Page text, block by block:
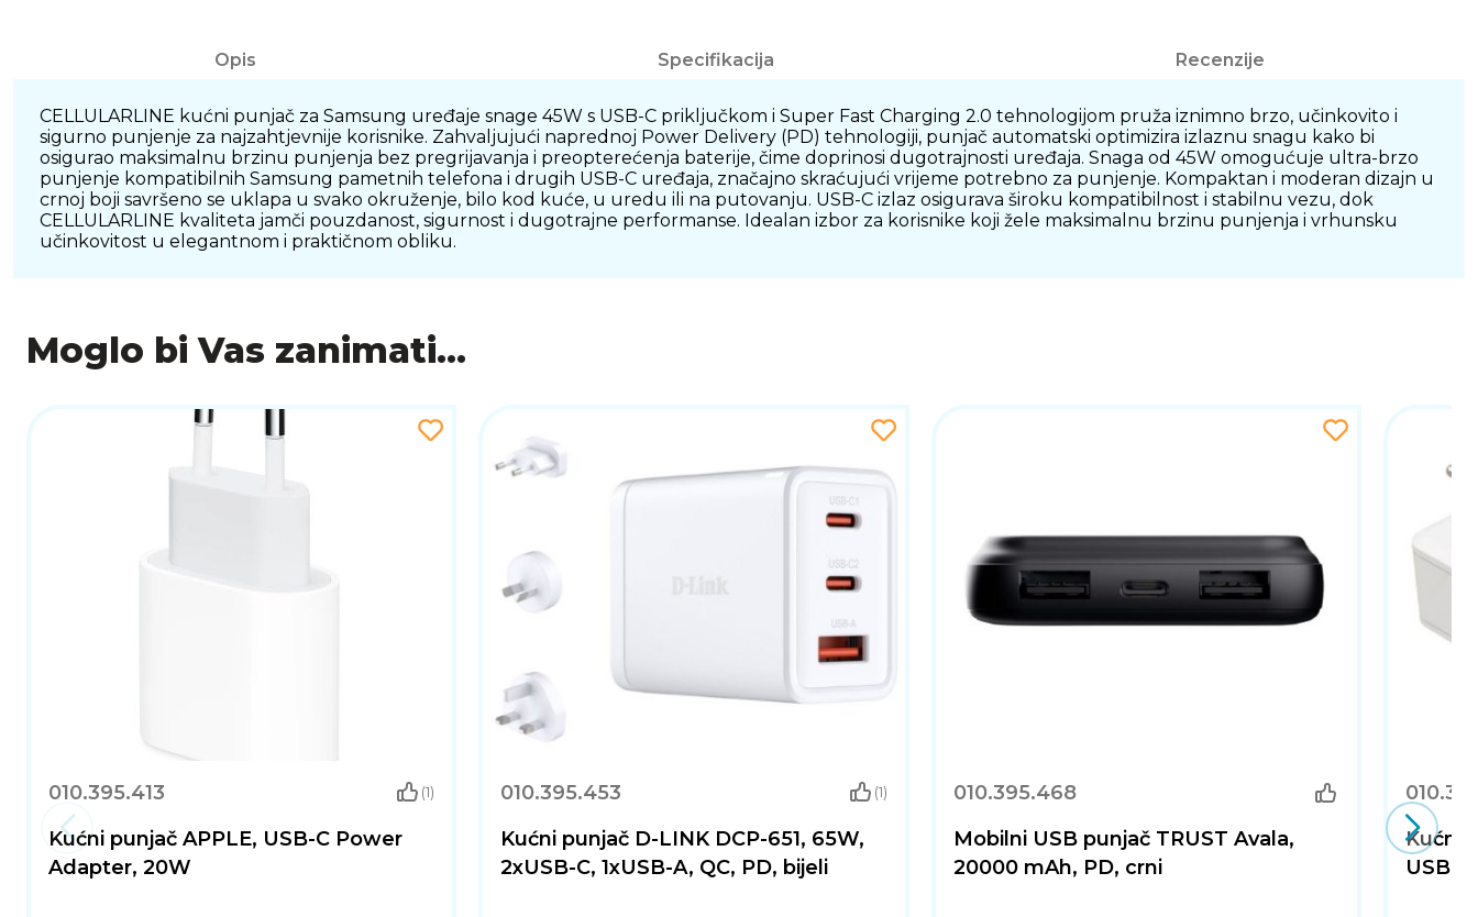
Opis Specifikacija Recenzije
CELLULARLINE kućni punjač za Samsung uređaje snage 45W s USB-C priključkom i Super Fast Charging 2.0 tehnologijom pruža iznimno brzo, učinkovito i
sigurno punjenje za najzahtjevnije korisnike. Zahvaljujući naprednoj Power Delivery (PD) tehnologiji, punjač automatski optimizira izlaznu snagu kako bi
osigurao maksimalnu brzinu punjenja bez pregrijavanja i preopterećenja baterije, čime doprinosi dugotrajnosti uređaja. Snaga od 45W omogućuje ultra-brzo
punjenje kompatibilnih Samsung pametnih telefona i drugih USB-C uređaja, značajno skraćujući vrijeme potrebno za punjenje. Kompaktan i moderan dizajn u
crnoj boji savršeno se uklapa u svako okruženje, bilo kod kuće, u uredu ili na putovanju. USB-C izlaz osigurava široku kompatibilnost i stabilnu vezu, dok
CELLULARLINE kvaliteta jamči pouzdanost, sigurnost i dugotrajne performanse. Idealan izbor za korisnike koji žele maksimalnu brzinu punjenja i vrhunsku
učinkovitost u elegantnom i praktičnom obliku.
Moglo bi Vas zanimati...
010.395.413 (1)
Kućni punjač APPLE, USB-C Power
Adapter, 20W
010.395.453 (1)
Kućni punjač D-LINK DCP-651, 65W,
2xUSB-C, 1xUSB-A, QC, PD, bijeli
010.395.468
Mobilni USB punjač TRUST Avala,
20000 mAh, PD, crni
Kućni
USB-